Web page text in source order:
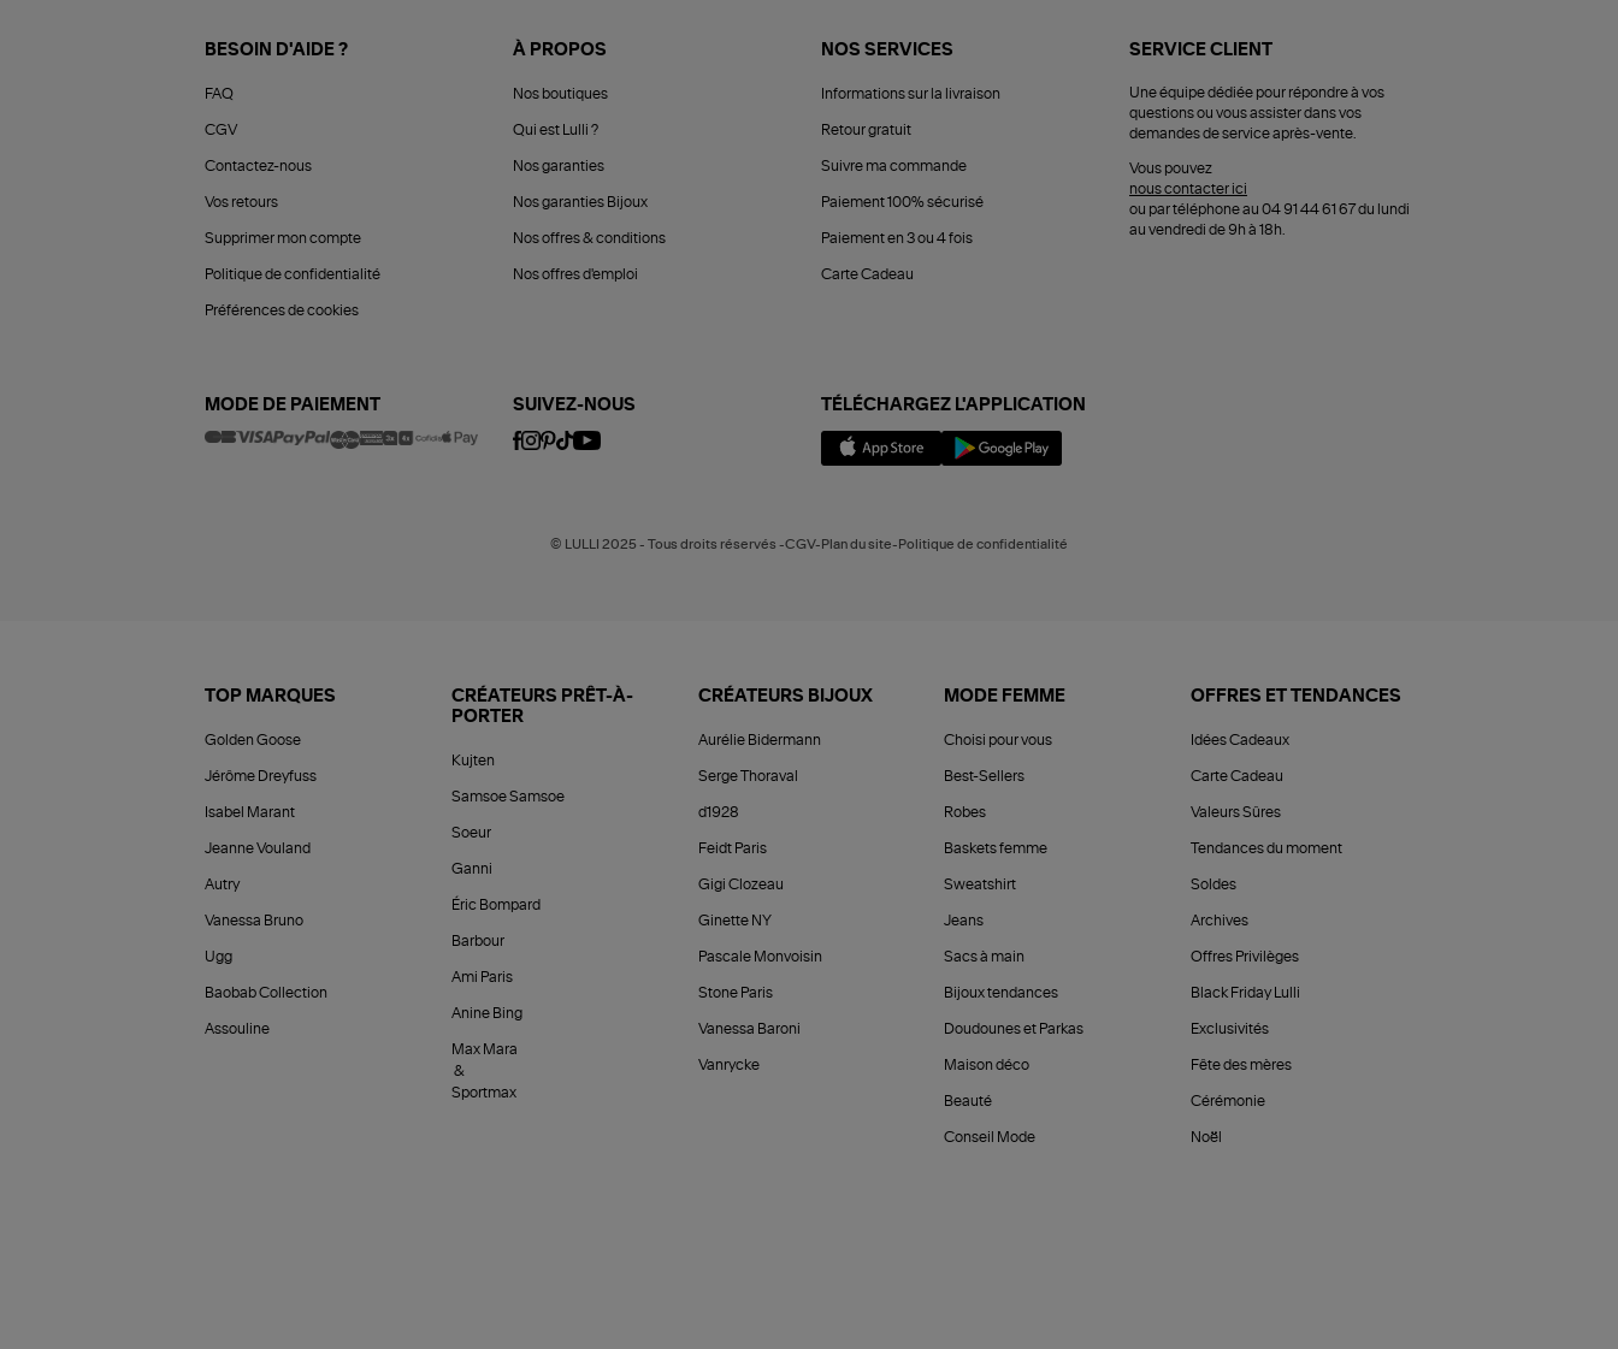
BESOIN D'AIDE ?
FAQ
CGV
Contactez-nous
Vos retours
Supprimer mon compte
Politique de confidentialité
Préférences de cookies
À PROPOS
Nos boutiques
Qui est Lulli ?
Nos garanties
Nos garanties Bijoux
Nos offres & conditions
Nos offres d'emploi
NOS SERVICES
Informations sur la livraison
Retour gratuit
Suivre ma commande
Paiement 100% sécurisé
Paiement en 3 ou 4 fois
Carte Cadeau
SERVICE CLIENT
Une équipe dédiée pour répondre à vos
questions ou vous assister dans vos
demandes de service après-vente.
Vous pouvez
nous contacter ici
ou par téléphone au 04 91 44 61 67 du lundi
au vendredi de 9h à 18h.
MODE DE PAIEMENT SUIVEZ-NOUS TÉLÉCHARGEZ L'APPLICATION
© LULLI 2025 - Tous droits réservés -CGV-Plan du site-Politique de confidentialité
TOP MARQUES
Golden Goose
Jérôme Dreyfuss
Isabel Marant
Jeanne Vouland
Autry
Vanessa Bruno
Ugg
Baobab Collection
Assouline
CRÉATEURS PRÊT-À-
PORTER
Kujten
Samsoe Samsoe
Soeur
Ganni
Éric Bompard
Barbour
Ami Paris
Anine Bing
Max Mara
&
Sportmax
CRÉATEURS BIJOUX
Aurélie Bidermann
Serge Thoraval
d1928
Feidt Paris
Gigi Clozeau
Ginette NY
Pascale Monvoisin
Stone Paris
Vanessa Baroni
Vanrycke
MODE FEMME
Choisi pour vous
Best-Sellers
Robes
Baskets femme
Sweatshirt
Jeans
Sacs à main
Bijoux tendances
Doudounes et Parkas
Maison déco
Beauté
Conseil Mode
OFFRES ET TENDANCES
Idées Cadeaux
Carte Cadeau
Valeurs Sûres
Tendances du moment
Soldes
Archives
Offres Privilèges
Black Friday Lulli
Exclusivités
Fête des mères
Cérémonie
Noël